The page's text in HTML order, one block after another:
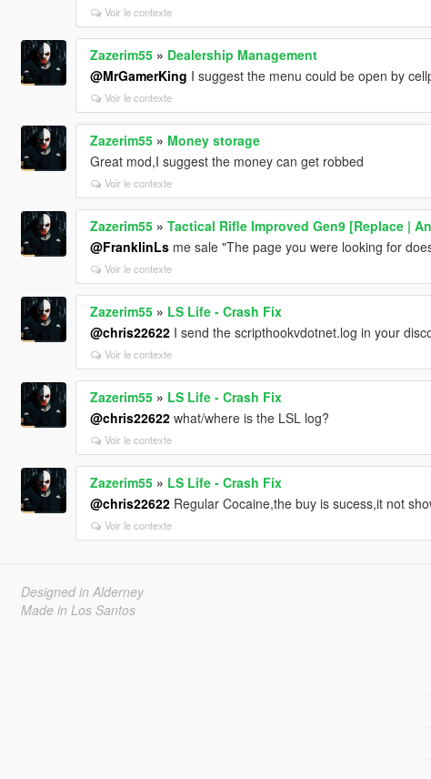
Voir le contexte
Zazerim55» Dealership Management
@MrGamerKing I suggest the menu could be open by
Voir le contexte
Zazerim55» Money storage
Great mod,I suggest the money can get robbed
Voir le contexte
Zazerim55» Tactical Rifle Improved Gen9 [Replace |
@FranklinLsme sale "The page you were looking for
Voir le contexte
Zazerim55» LS Life - Crash Fix
@chris22622I send the scripthookvdotnet.log in your
Voir le contexte
Zazerim55» LS Life - Crash Fix
@chris22622what/where is the LSL log?
Voir le contexte
Zazerim55» LS Life - Crash Fix
@chris22622Regular Cocaine,the buy is sucess,it not
Voir le contexte
Designed in Alderney
Made in Los Santos